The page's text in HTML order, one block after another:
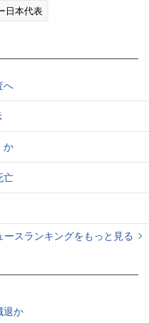
日本代表
へ
か
亡
ースランキングをもっと見る
退か